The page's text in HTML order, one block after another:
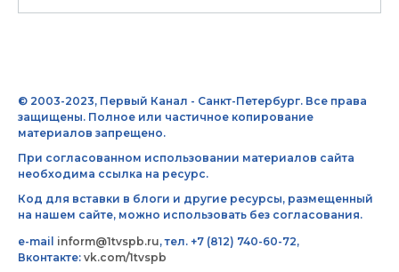
© 2003-2023, Первый Канал - Санкт-Петербург. Все права
защищены. Полное или частичное копирование
материалов запрещено.
При согласованном использовании материалов сайта
необходима ссылка на ресурс.
Код для вставки в блоги и другие ресурсы, размещенный
на нашем сайте, можно использовать без согласования.
e-mail inform@1tvspb.ru, тел. +7 (812) 740-60-72,
Вконтакте: vk.com/1tvspb